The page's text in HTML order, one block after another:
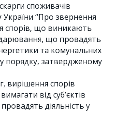
споживачів
України “Про звернення
спорів, що виникають
що провадять
та комунальних
у порядку, затвердженому
вирішення спорів
від суб’єктів
діяльність у